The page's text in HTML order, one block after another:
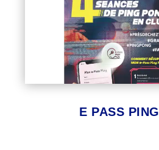
E PASS PING